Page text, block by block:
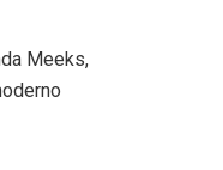
Meeks,